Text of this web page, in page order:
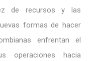
de recursos y las
formas de hacer
enfrentan el
operaciones hacia